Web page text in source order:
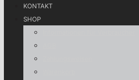
KONTAKT
SHOP